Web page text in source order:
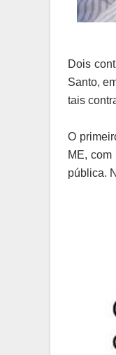
Dois
Santo,
tais
O
ME,
pública.